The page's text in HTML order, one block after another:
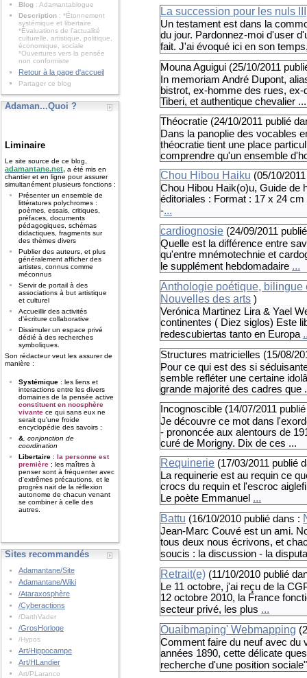
Blog: Adamantablogue
Description: *Étonnement
systémique et libertaire
*Évaluations de l'actualité
culturelle, artistique, politique,
économique, sociale
*Ouvertures vers la pensée
non conformiste
Retour à la page d'accueil
Partager ce blog
Adaman...Quoi ?
Liminaire
Le site source de ce blog,
adamantane.net,a été mis en
chantier et en ligne pour assurer
simultanément plusieurs fonctions :
Présenter un ensemble de
littératures polychromes :
poèmes, essais, critiques,
préfaces, documents
pédagogiques, schémas
didactiques, fragments sur
des thèmes divers
Publier des auteurs, et plus
généralement afficher des
artistes, connus comme
méconnus
Servir de portail à des
associations à but artistique
et culturel
Accueillir des activités
d'écriture collaborative
Dissimuler un espace privé
dédié à des recherches
symboliques.
Son rédacteur veut les assurer de
manière :
Systémique: les liens et
interactions entre les divers
domaines de la pensée active
constituent en noosphère
vivantece qui sans eux ne
serait qu'une froide
encyclopédie des savoirs ;
&, conjonction de
coordination
Libertaire: la personne est
première; les maîtres à
penser sont à fréquenter avec
d'extrêmes précautions, et le
progrès nait de la réflexion
autonome de chacun venant
se combiner à celle des
autres.
Sites recommandés
Adamantane/Site
Adamantane/Wiki
/Ataraxosphère
/Cyberactions
/DarthVader
/GrosHorloge
/Hypos
Art/Hippocampe
Art/HLandier
Art/PLaranco
La succession pour les nuls III
Un testament est dans la
du jour. Pardonnez-moi d'user
fait. J'ai évoqué ici en son
Mouna Aguigui (25/10/2011
In memoriam André Dupont,
bistrot, ex-homme des rues,
Tiberi, et authentique chevalier ...
Théocratie (24/10/2011 publié
Dans la panoplie des vocables
théocratie tient une place
comprendre qu'un ensemble
Chou Hibou Haiku (05/10/2011
Chou Hibou Haik(o)u, Guide de
éditoriales : Format : 17 x 24
-...
cardiognosie (24/09/2011
Quelle est la différence entre
qu'entre mnémotechnie et
le supplément hebdomadaire ...
Anthologie poétique, bilingue
Nouvelles des arts )
Verónica Martinez Lira & Yael
continentes ( Diez siglos) Este
redescubiertas tanto en Europa
Structures matricielles (15/08/
Pour ce qui est des si
semble refléter une certaine
grande majorité des cadres que
Incognoscible (14/07/2011
Je découvre ce mot dans
- prononcée aux alentours de
curé de Morigny. Dix de ces ...
Requinerie (17/03/2011 publié
La requinerie est au requin ce
crocs du requin et l'escroc
Le poète Emmanuel ...
Battu (16/10/2010 publié dans :
Jean-Marc Couvé est un ami.
tous deux nous écrivons, et
soucis : la discussion - la
Retrait(e) (11/10/2010 publié
Le 11 octobre, j'ai reçu de la
12 octobre 2010, la France
secteur privé, les plus ...
Ouaibmaping' Webmapping (
Comment faire du neuf avec du
années 1890, cette délicate
recherche d'une position